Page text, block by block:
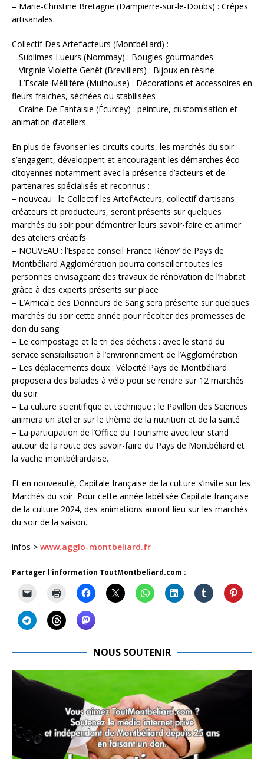
– Marie-Christine Bretagne (Dampierre-sur-le-Doubs) : Crêpes
artisanales.
Collectif Des Artef’acteurs (Montbéliard) :
– Sublimes Lueurs (Nommay) : Bougies gourmandes
– Virginie Violette Genêt (Brevilliers) : Bijoux en résine
– L’Escale Méllifère (Mulhouse) : Décorations et accessoires en
fleurs fraiches, séchées ou stabilisées
– Graine De Fantaisie (Écurcey) : peinture, customisation et
animation d’ateliers.
En plus de favoriser les circuits courts, les marchés du soir
s’engagent, développent et encouragent les démarches éco-
citoyennes notamment avec la présence d’acteurs et de
partenaires spécialisés et reconnus :
– nouveau : le Collectif les Artef’Acteurs, collectif d’artisans
créateurs et producteurs, seront présents sur quelques
marchés du soir pour démontrer leurs savoir-faire et animer
des ateliers créatifs
– NOUVEAU : l’Espace conseil France Rénov’ de Pays de
Montbéliard Agglomération pourra conseiller toutes les
personnes envisageant des travaux de rénovation de l’habitat
grâce à des experts présents sur place
– L’Amicale des Donneurs de Sang sera présente sur quelques
marchés du soir cette année pour récolter des promesses de
don du sang
– Le compostage et le tri des déchets : avec le stand du
service sensibilisation à l’environnement de l’Agglomération
– Les déplacements doux : Vélocité Pays de Montbéliard
proposera des balades à vélo pour se rendre sur 12 marchés
du soir
– La culture scientifique et technique : le Pavillon des Sciences
animera un atelier sur le thème de la nutrition et de la santé
– La participation de l’Office du Tourisme avec leur stand
autour de la route des savoir-faire du Pays de Montbéliard et
la vache montbéliardaise.
Et en nouveauté, Capitale française de la culture s’invite sur les
Marchés du soir. Pour cette année labélisée Capitale française
de la culture 2024, des animations auront lieu sur les marchés
du soir de la saison.
infos > www.agglo-montbeliard.fr
Partager l'information ToutMontbeliard.com :
NOUS SOUTENIR